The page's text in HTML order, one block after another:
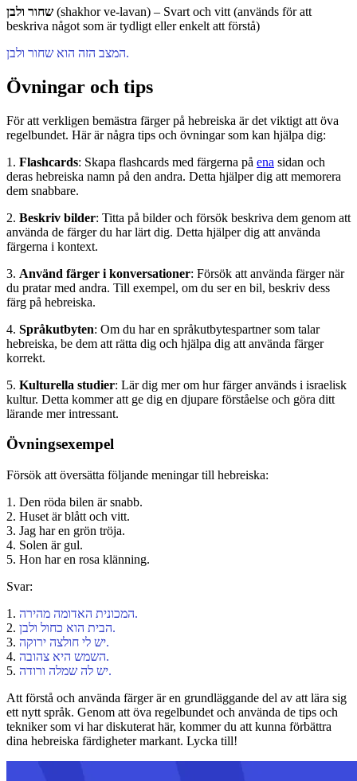
שחור ולבן (shakhor ve-lavan) – Svart och vitt (används för att
beskriva något som är tydligt eller enkelt att förstå)
המצב הזה הוא שחור ולבן.
Övningar och tips
För att verkligen bemästra färger på hebreiska är det viktigt att öva
regelbundet. Här är några tips och övningar som kan hjälpa dig:
1. Flashcards: Skapa flashcards med färgerna på ena sidan och
deras hebreiska namn på den andra. Detta hjälper dig att memorera
dem snabbare.
2. Beskriv bilder: Titta på bilder och försök beskriva dem genom att
använda de färger du har lärt dig. Detta hjälper dig att använda
färgerna i kontext.
3. Använd färger i konversationer: Försök att använda färger när
du pratar med andra. Till exempel, om du ser en bil, beskriv dess
färg på hebreiska.
4. Språkutbyten: Om du har en språkutbytespartner som talar
hebreiska, be dem att rätta dig och hjälpa dig att använda färger
korrekt.
5. Kulturella studier: Lär dig mer om hur färger används i israelisk
kultur. Detta kommer att ge dig en djupare förståelse och göra ditt
lärande mer intressant.
Övningsexempel
Försök att översätta följande meningar till hebreiska:
1. Den röda bilen är snabb.
2. Huset är blått och vitt.
3. Jag har en grön tröja.
4. Solen är gul.
5. Hon har en rosa klänning.
Svar:
1.
המכונית האדומה מהירה.
2.
הבית הוא כחול ולבן.
3.
יש לי חולצה ירוקה.
4.
השמש היא צהובה.
5.
יש לה שמלה ורודה.
Att förstå och använda färger är en grundläggande del av att lära sig
ett nytt språk. Genom att öva regelbundet och använda de tips och
tekniker som vi har diskuterat här, kommer du att kunna förbättra
dina hebreiska färdigheter markant. Lycka till!